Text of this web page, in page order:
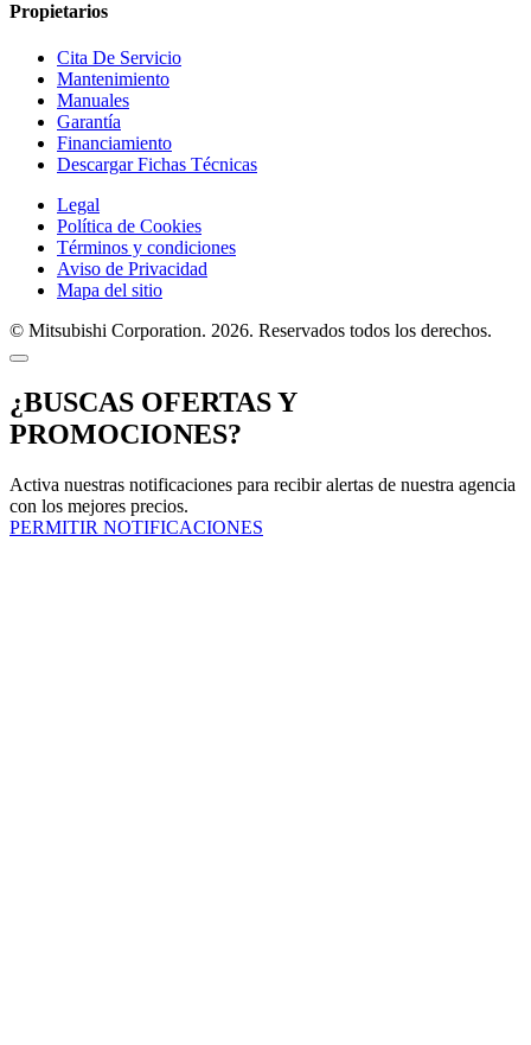
Propietarios
Cita De Servicio
Mantenimiento
Manuales
Garantía
Financiamiento
Descargar Fichas Técnicas
Legal
Política de Cookies
Términos y condiciones
Aviso de Privacidad
Mapa del sitio
© Mitsubishi Corporation. 2026. Reservados todos los derechos.
¿BUSCAS OFERTAS Y
PROMOCIONES?
Activa nuestras notificaciones para recibir alertas de nuestra agencia
con los mejores precios.
PERMITIR NOTIFICACIONES